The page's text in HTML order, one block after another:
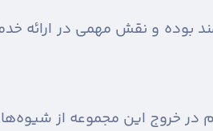
بوده و نقش مهمی در ارائه
در خروج این مجموعه از